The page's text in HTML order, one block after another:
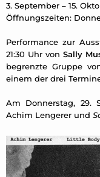
3. September – 15.
Öffnungszeiten:
Performance zur
21:30 Uhr vonSally
begrenzte Gruppe
einem der drei
Am Donnerstag, 29.
Achim Lengerer und